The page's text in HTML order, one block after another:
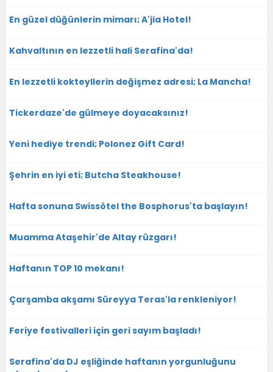
En güzel düğünlerin mimarı; A'jia Hotel!
Kahvaltının en lezzetli hali Serafina'da!
En lezzetli kokteyllerin değişmez adresi; La Mancha!
Tickerdaze'de gülmeye doyacaksınız!
Yeni hediye trendi; Polonez Gift Card!
Şehrin en iyi eti; Butcha Steakhouse!
Hafta sonuna Swissôtel the Bosphorus'ta başlayın!
Muamma Ataşehir'de Altay rüzgarı!
Haftanın TOP 10 mekanı!
Çarşamba akşamı Süreyya Teras'la renkleniyor!
Feriye festivalleri için geri sayım başladı!
Serafina'da DJ eşliğinde haftanın yorgunluğunu